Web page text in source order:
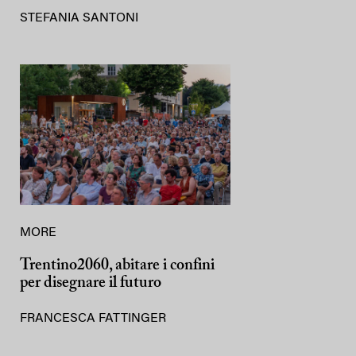
STEFANIA SANTONI
MORE
Trentino2060, abitare i confini
per disegnare il futuro
FRANCESCA FATTINGER